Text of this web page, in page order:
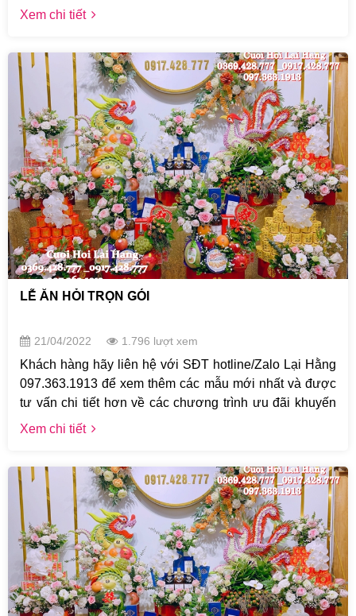
tráp giá tốt nhất Hà Nội. Hãy liên ...
Xem chi tiết
LỄ ĂN HỎI TRỌN GÓI
21/04/2022 1.796 lượt xem
Khách hàng hãy liên hệ với SĐT hotline/Zalo Lại Hằng
097.363.1913 để xem thêm các mẫu mới nhất và được
tư vấn chi tiết hơn về các chương trình ưu đãi khuyến
mại. Theo phong tục truyền thống Lễ ăn hỏ...
Xem chi tiết